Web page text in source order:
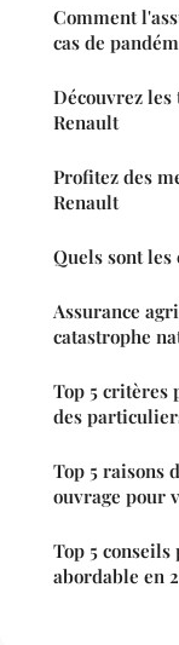
Comment
cas de
Découvrez
Renault
Profitez des
Renault
Quels sont les
Assurance
catastrophe
Top 5 critères
des
Top 5 raisons
ouvrage pour
Top 5
abordable en